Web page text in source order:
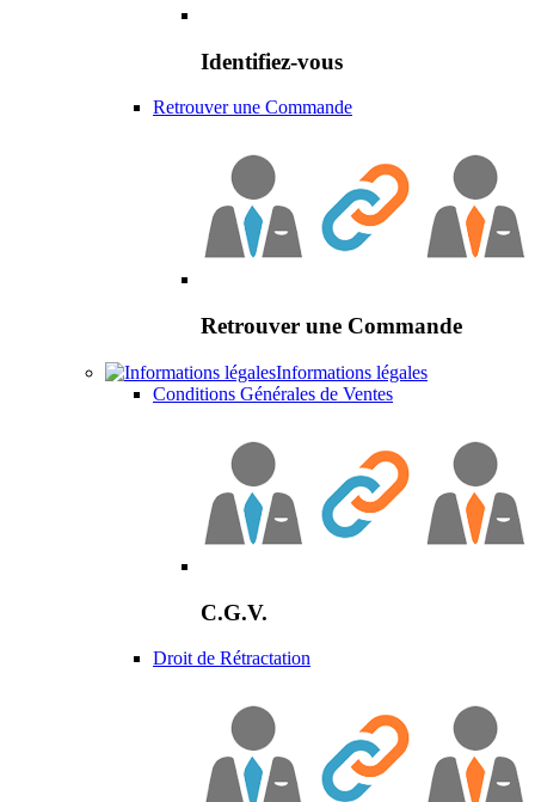
Identifiez-vous
Retrouver une Commande
Retrouver une Commande
Informations légales
Conditions Générales de Ventes
C.G.V.
Droit de Rétractation